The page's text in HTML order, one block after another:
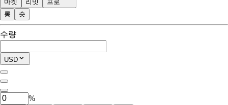
마켓 리밋 프로
거래 가능
$0.00
현재 포지션
0ALT
롱 숏
수량
USD
%